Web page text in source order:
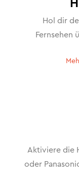
Hol dir
Fernsehen
Aktiviere die
oder